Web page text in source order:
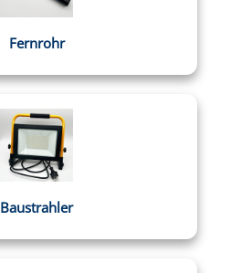
Fernrohr
Baustrahler